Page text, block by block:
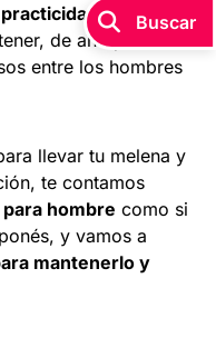
, siendo
de ahí que sea
entre los hombres
llevar tu melena y
te contamos
hombre como si
y vamos a
mantenerlo y
Buscar